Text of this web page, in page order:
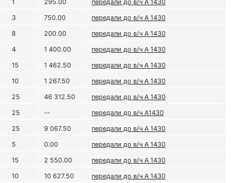
3 750.00
передали до в/ч А 1430
8 200.00
передали до в/ч А 1430
4 1 400.00
передали до в/ч А 1430
15 1 462.50
передали до в/ч А 1430
10 1 267.50
передали до в/ч А 1430
25 46 312.50
передали до в/ч А 1430
25 --
передали до в/ч А1430
25 9 067.50
передали до в/ч А 1430
5 0.00
передали до в/ч А 1430
15 2 550.00
передали до в/ч А 1430
10 10 627.50
передали до в/ч А 1430